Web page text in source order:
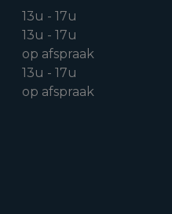
13u - 17u
13u - 17u
op afspraak
13u - 17u
op afspraak